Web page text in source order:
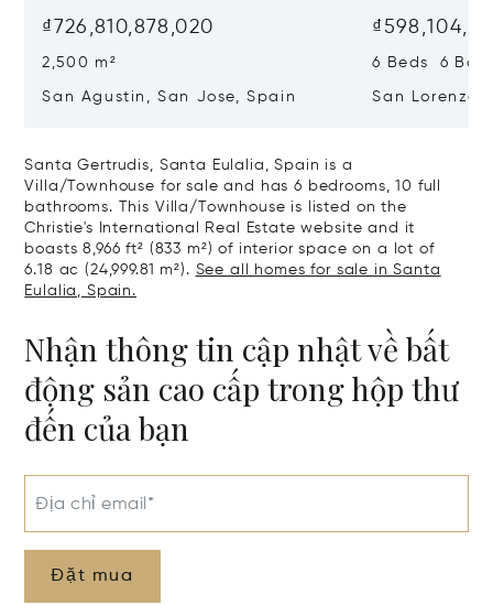
₫726,810,878,020
2,500 m²
San Agustin, San Jose, Spain
6 Beds 6
San Lorenzo,
Santa Gertrudis, Santa Eulalia, Spain is a
Villa/Townhouse for sale and has 6 bedrooms, 10 full
bathrooms. This Villa/Townhouse is listed on the
Christie's International Real Estate website and it
boasts 8,966 ft² (833 m²) of interior space on a lot of
6.18 ac (24,999.81 m²). See all homes for sale in Santa
Eulalia, Spain.
Nhận thông tin cập nhật về bất
động sản cao cấp trong hộp thư
đến của bạn
Địa chỉ email*
Đặt mua